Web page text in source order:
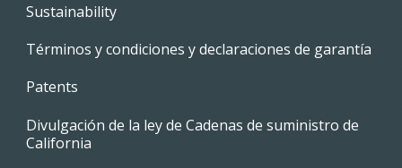
Sustainability
Términos y condiciones y declaraciones de garantía
Patents
Divulgación de la ley de Cadenas de suministro de
California